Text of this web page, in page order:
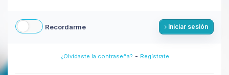
Recordarme Iniciar sesión
¿Olvidaste la contraseña? - Regístrate